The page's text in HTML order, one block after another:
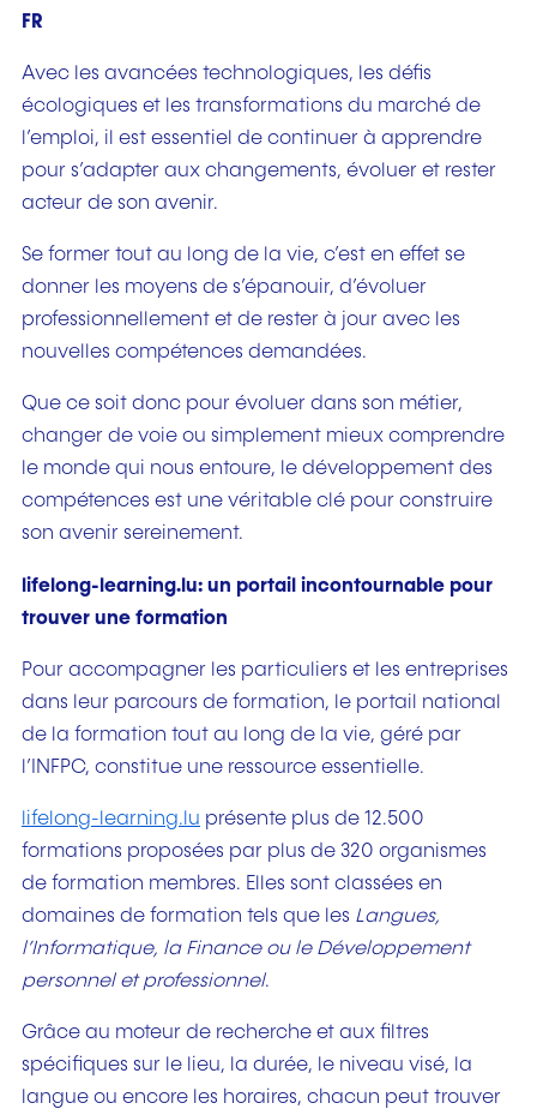
FR
Avec les avancées technologiques, les défis
écologiques et les transformations du marché de
l’emploi, il est essentiel de continuer à apprendre
pour s’adapter aux changements, évoluer et rester
acteur de son avenir.
Se former tout au long de la vie, c’est en effet se
donner les moyens de s’épanouir, d’évoluer
professionnellement et de rester à jour avec les
nouvelles compétences demandées.
Que ce soit donc pour évoluer dans son métier,
changer de voie ou simplement mieux comprendre
le monde qui nous entoure, le développement des
compétences est une véritable clé pour construire
son avenir sereinement.
lifelong-learning.lu: un portail incontournable pour
trouver une formation
Pour accompagner les particuliers et les entreprises
dans leur parcours de formation, le portail national
de la formation tout au long de la vie, géré par
l’INFPC, constitue une ressource essentielle.
lifelong-learning.lu présente plus de 12.500
formations proposées par plus de 320 organismes
de formation membres. Elles sont classées en
domaines de formation tels que les Langues,
l’Informatique, la Finance ou le Développement
personnel et professionnel.
Grâce au moteur de recherche et aux filtres
spécifiques sur le lieu, la durée, le niveau visé, la
langue ou encore les horaires, chacun peut trouver